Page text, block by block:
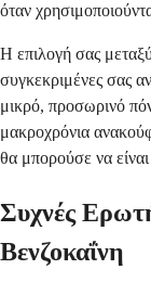
όταν
Η επιλογή σας
συγκεκριμένες σας
μικρό, προσωρινό
μακροχρόνια
θα μπορούσε να
Συχνές
Βενζοκαΐνη